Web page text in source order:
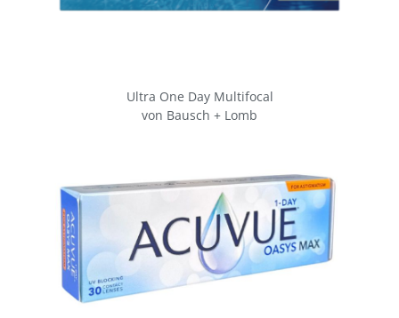
Ultra One Day Multifocal
von Bausch + Lomb